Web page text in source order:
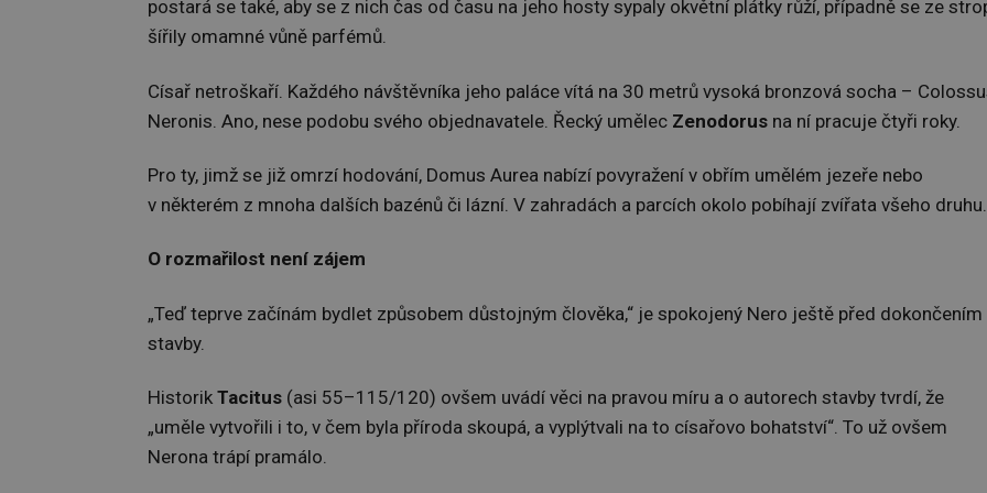
postará se také, aby se z nich čas od času na jeho hosty sypaly okvětní plátky růží, případně se ze
šířily omamné vůně parfémů.
Císař netroškaří. Každého návštěvníka jeho paláce vítá na 30 metrů vysoká bronzová socha –
Neronis. Ano, nese podobu svého objednavatele. Řecký umělec Zenodorus na ní pracuje čtyři roky.
Pro ty, jimž se již omrzí hodování, Domus Aurea nabízí povyražení v obřím umělém jezeře nebo
v některém z mnoha dalších bazénů či lázní. V zahradách a parcích okolo pobíhají zvířata všeho druhu.
O rozmařilost není zájem
„Teď teprve začínám bydlet způsobem důstojným člověka,“ je spokojený Nero ještě před dokončením
stavby.
Historik Tacitus (asi 55–115/120) ovšem uvádí věci na pravou míru a o autorech stavby tvrdí, že
„uměle vytvořili i to, v čem byla příroda skoupá, a vyplýtvali na to císařovo bohatství“. To už ovšem
Nerona trápí pramálo.